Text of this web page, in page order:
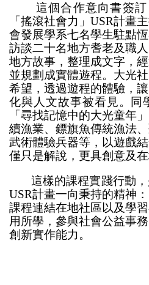
這個合作意向書簽訂
「搖滾社會力」USR計畫
會發展學系七名學生駐點
訪談二十名地方耆老及職
地方故事，整理成文字，
並規劃成實體遊程。大光
希望，透過遊程的體驗，
化與人文故事被看見。同
「尋找記憶中的大光童年
續漁業、鏢旗魚傳統漁法
武術體驗兵器等，以遊戲
僅只是解說，更具創意及在
這樣的課程實踐行動，
USR計畫一向秉持的精神
課程連結在地社區以及學
用所學，參與社會公益事
創新實作能力。